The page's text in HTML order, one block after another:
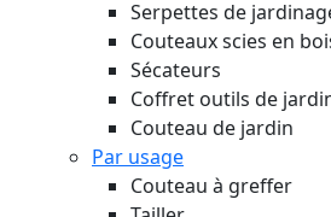
Serpettes de
Couteaux scies en
Sécateurs
Coffret outils de
Couteau de jardin
Par usage
Couteau à greffer